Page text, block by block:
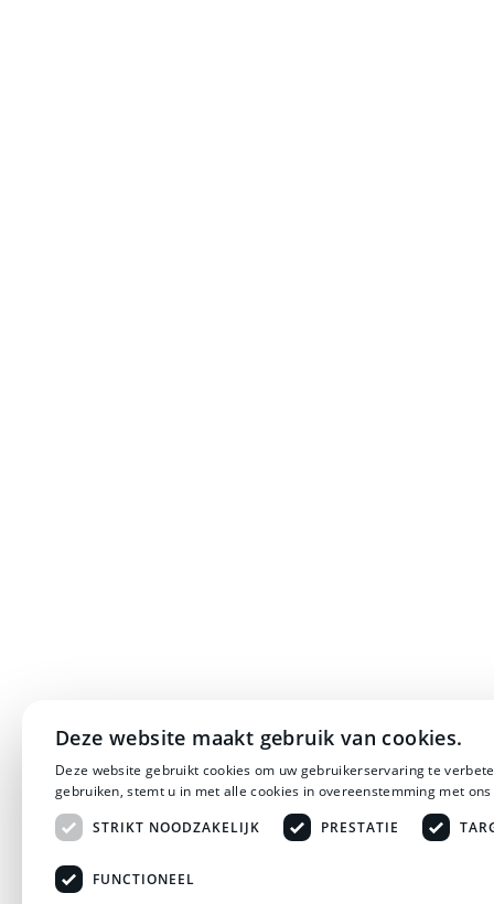
Deze website maakt gebruik van cookies.
Deze website gebruikt cookies om uw gebruikerservaring te
gebruiken, stemt u in met alle cookies in overeenstemming met
STRIKT NOODZAKELIJK
PRESTATIE
FUNCTIONEEL